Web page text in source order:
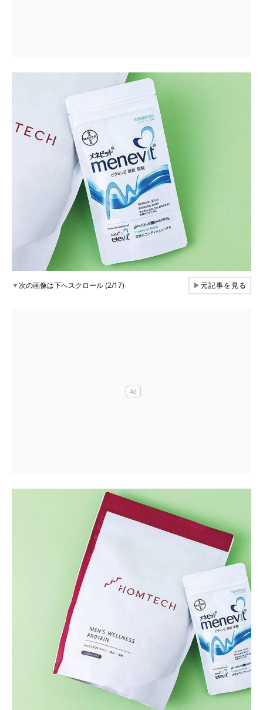
▼次の画像は下へスクロール (2/17) ▶元記事を見る